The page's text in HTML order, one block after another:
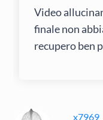
Video
finale non
recupero ben
x7969